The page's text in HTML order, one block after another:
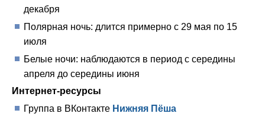
декабря
Полярная ночь: длится примерно с 29 мая по 15
июля
Белые ночи: наблюдаются в период с середины
апреля до середины июня
Интернет-ресурсы
Группа в ВКонтакте Нижняя Пёша